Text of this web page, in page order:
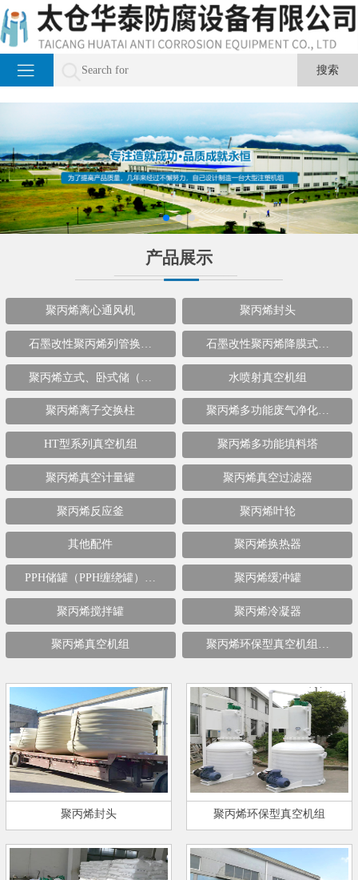
产品展示
聚丙烯离心通风机 聚丙烯封头
石墨改性聚丙烯列管换… 石墨改性聚丙烯降膜式…
聚丙烯立式、卧式储（… 水喷射真空机组
聚丙烯离子交换柱 聚丙烯多功能废气净化…
HT型系列真空机组 聚丙烯多功能填料塔
聚丙烯真空计量罐 聚丙烯真空过滤器
聚丙烯反应釜 聚丙烯叶轮
其他配件 聚丙烯换热器
PPH储罐（PPH缠绕罐）… 聚丙烯缓冲罐
聚丙烯搅拌罐 聚丙烯冷凝器
聚丙烯真空机组 聚丙烯环保型真空机组…
聚丙烯封头 聚丙烯环保型真空机组